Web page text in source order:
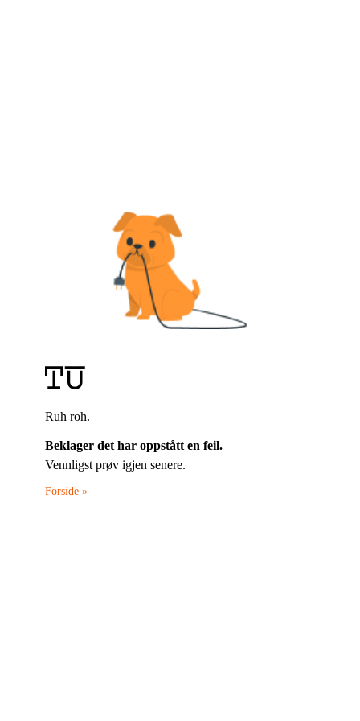
Ruh roh.
Beklager det har oppstått en feil.
Vennligst prøv igjen senere.
Forside »